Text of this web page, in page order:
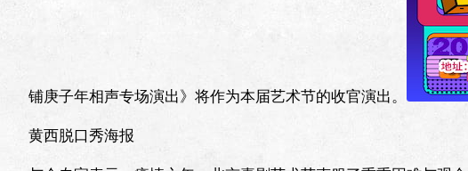
铺庚子年相声专场演出》将作为本届艺术节的收官演出。
黄西脱口秀海报